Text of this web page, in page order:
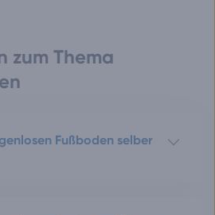
zum Thema
Fußboden selber